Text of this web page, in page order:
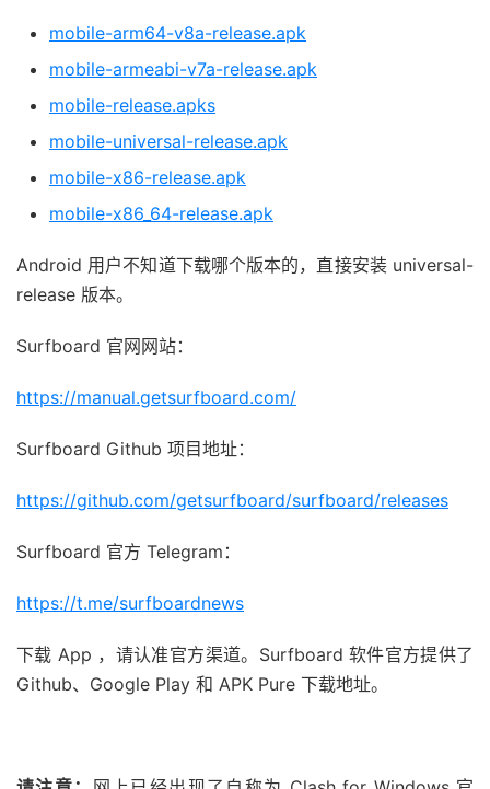
mobile-arm64-v8a-release.apk
mobile-armeabi-v7a-release.apk
mobile-release.apks
mobile-universal-release.apk
mobile-x86-release.apk
mobile-x86_64-release.apk
Android 用户不知道下载哪个版本的，直接安装 universal-
release 版本。
Surfboard 官网网站：
https://manual.getsurfboard.com/
Surfboard Github 项目地址：
https://github.com/getsurfboard/surfboard/releases
Surfboard 官方 Telegram：
https://t.me/surfboardnews
下载 App ，请认准官方渠道。Surfboard 软件官方提供了
Github、Google Play 和 APK Pure 下载地址。